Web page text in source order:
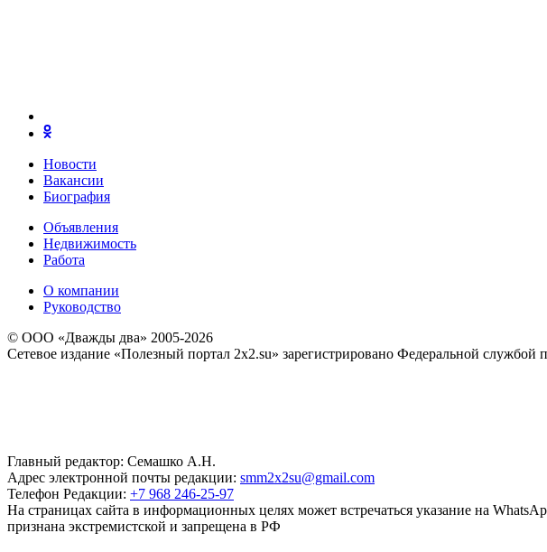
Новости
Вакансии
Биография
Объявления
Недвижимость
Работа
О компании
Руководство
© ООО «Дважды два» 2005-2026
Сетевое издание «Полезный портал 2x2.su» зарегистрировано Федеральной
Главный редактор: Семашко А.Н.
Адрес электронной почты редакции: smm2x2su@gmail.com
Телефон Редакции: +7 968 246-25-97
На страницах сайта в информационных целях может встречаться указание на
признана экстремистской и запрещена в РФ